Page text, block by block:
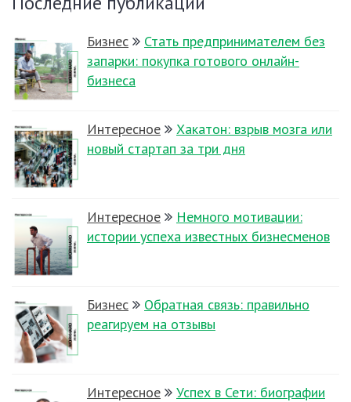
Бизнес
Стать предпринимателем без
запарки: покупка готового онлайн-
бизнеса
Интересное
Хакатон: взрыв мозга или
новый стартап за три дня
Интересное
Немного мотивации:
истории успеха известных бизнесменов
Бизнес
Обратная связь: правильно
реагируем на отзывы
Интересное
Успех в Сети: биографии